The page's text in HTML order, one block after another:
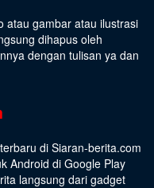
atau gambar atau ilustrasi
dihapus oleh
dengan tulisan ya dan
di Siaran-berita.com
Android di Google Play
langsung dari gadget